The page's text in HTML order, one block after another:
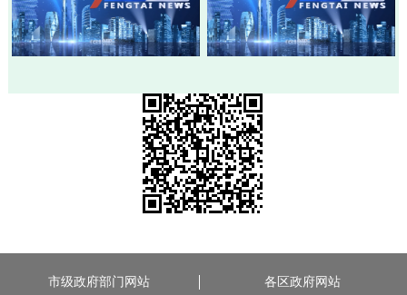
20260730-丰台新闻
20260728-丰台新闻
20260724-丰台新闻
市级政府部门网站 各区政府网站